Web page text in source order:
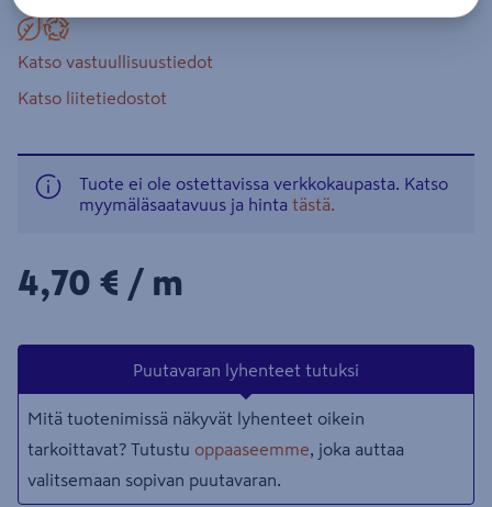
Katso vastuullisuustiedot
Katso liitetiedostot
Tuote ei ole ostettavissa verkkokaupasta. Katso
myymäläsaatavuus ja hinta tästä.
4,70€/m
4,70 € / m
Puutavaran lyhenteet tutuksi
Mitä tuotenimissä näkyvät lyhenteet oikein
tarkoittavat? Tutustu oppaaseemme , joka auttaa
valitsemaan sopivan puutavaran.